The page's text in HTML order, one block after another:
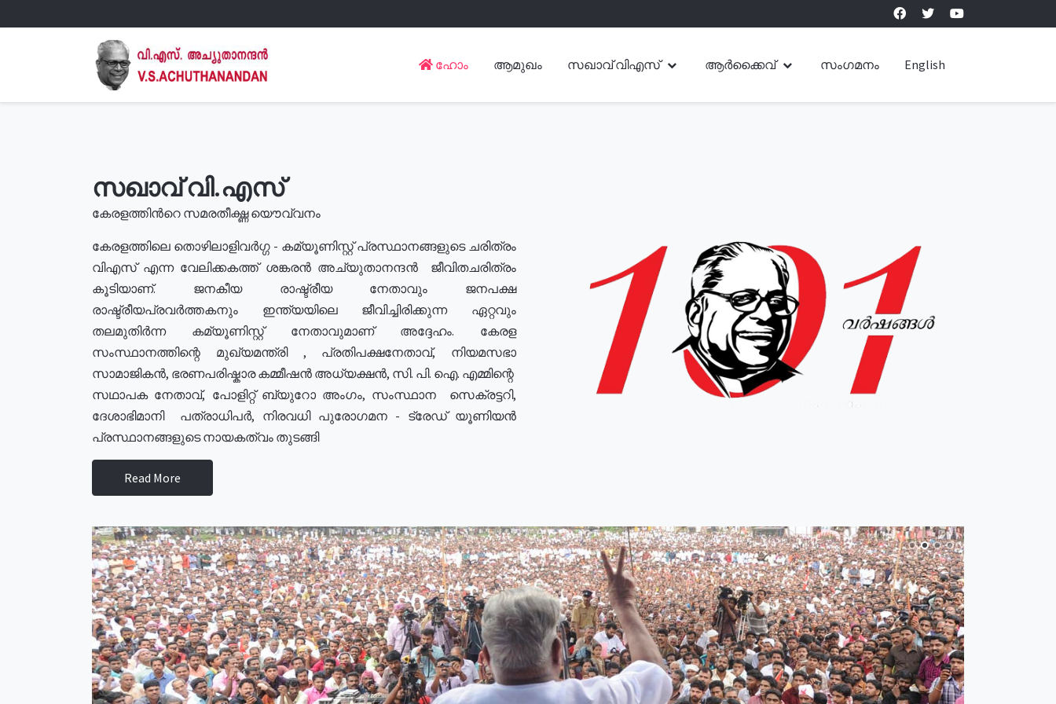
ഹോം ആമുഖം സഖാവ് വിഎസ് ആർക്കൈവ് സംഗമനം English
സഖാവ് വി.എസ്
കേരളത്തിൻറെ സമരതീക്ഷ്ണ യൌവ്വനം
കേരളത്തിലെ തൊഴിലാളിവർഗ്ഗ - കമ്യൂണിസ്റ്റ് പ്രസ്ഥാനങ്ങളുടെ ചരിത്രം
വിഎസ് എന്ന വേലിക്കകത്ത് ശങ്കരൻ അച്യുതാനന്ദൻ ജീവിതചരിത്രം
കൂടിയാണ്. ജനകീയ രാഷ്ട്രീയ നേതാവും ജനപക്ഷ
രാഷ്ട്രീയപ്രവർത്തകനും ഇന്ത്യയിലെ ജീവിച്ചിരിക്കുന്ന ഏറ്റവും
തലമുതിർന്ന കമ്യൂണിസ്റ്റ് നേതാവുമാണ് അദ്ദേഹം. കേരള
സംസ്ഥാനത്തിന്റെ മുഖ്യമന്ത്രി , പ്രതിപക്ഷനേതാവ്, നിയമസഭാ
സാമാജികൻ, ഭരണപരിഷ്കാര കമ്മീഷൻ അധ്യക്ഷൻ, സി. പി. ഐ. എമ്മിന്റെ
സഥാപക നേതാവ്, പോളിറ്റ് ബ്യുറോ അംഗം, സംസ്ഥാന സെക്രട്ടറി,
ദേശാഭിമാനി പത്രാധിപർ, നിരവധി പുരോഗമന - ട്രേഡ് യൂണിയൻ
പ്രസ്ഥാനങ്ങളുടെ നായകത്വം തുടങ്ങി
Read More